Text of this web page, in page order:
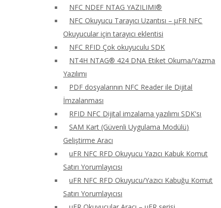
NFC NDEF NTAG YAZILIMI®
NFC Okuyucu Tarayıcı Uzantısı – μFR NFC
Okuyucular için tarayıcı eklentisi
NFC RFID Çok okuyuculu SDK
NT4H NTAG® 424 DNA Etiket Okuma/Yazma
Yazılımı
PDF dosyalarının NFC Reader ile Dijital
İmzalanması
RFID NFC Dijital imzalama yazılımı SDK'sı
SAM Kart (Güvenli Uygulama Modülü)
Geliştirme Aracı
uFR NFC RFD Okuyucu Yazıcı Kabuk Komut
Satırı Yorumlayıcısı
uFR NFC RFD Okuyucu/Yazıcı Kabuğu Komut
Satırı Yorumlayıcısı